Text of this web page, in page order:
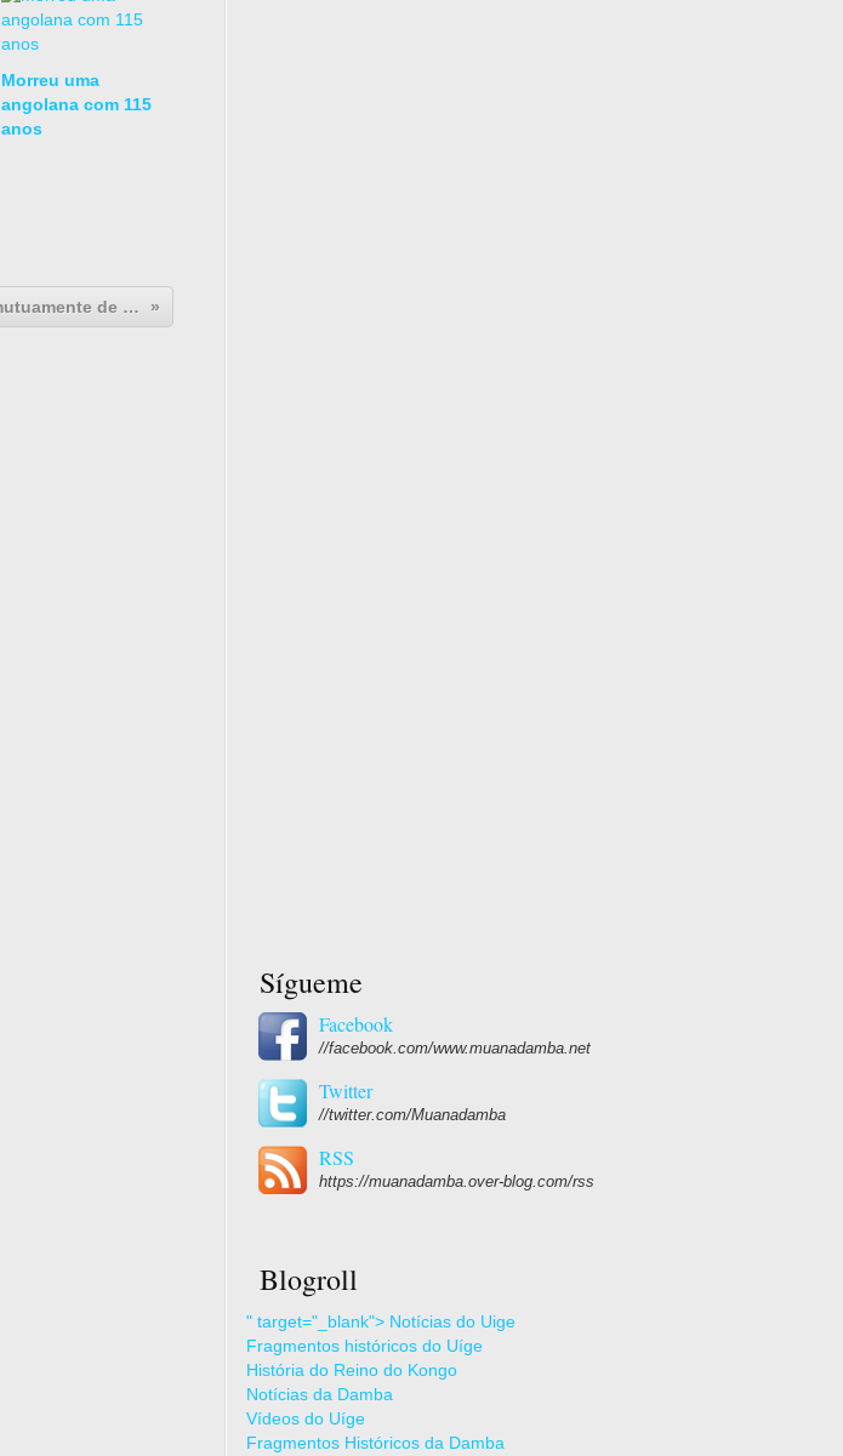
Morreu uma
angolana com 115
anos
MPLA e Unita acusam-se mutuamente de actos de violência e intimidação no Uíge
Sígueme
Facebook
//facebook.com/www.muanadamba.net
Twitter
//twitter.com/Muanadamba
RSS
https://muanadamba.over-blog.com/rss
Blogroll
" target="_blank"> Notícias do Uige
Fragmentos históricos do Uíge
História do Reino do Kongo
Notícias da Damba
Vídeos do Uíge
Fragmentos Históricos da Damba